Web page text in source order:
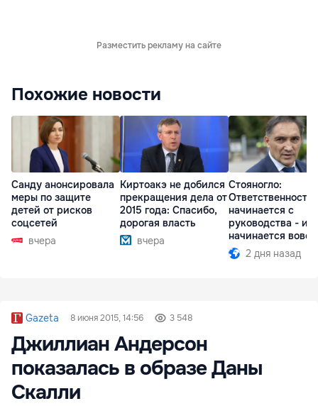
Разместить рекламу на сайте
Похожие новости
Санду анонсировала
меры по защите
детей от рисков
соцсетей
вчера
Киртоакэ не добился
прекращения дела от
2015 года: Спасибо,
дорогая власть
вчера
Стояногло:
Ответственность
начинается с
руководства -
начинается вовсе
2 дня назад
Gazeta 8 июня 2015, 14:56 3 548
Джиллиан Андерсон
показалась в образе Даны
Скалли